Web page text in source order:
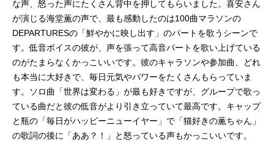
な声、怒った声にたくさん背中を押してもらいました。喜安さん
が演じる海堂薫の声で、最も感動したのは100曲マラソンの
DEPARTURESの「鮮やかに映し出す」のパートを歌うシーンで
す。低音ボイスの彼が、声を張って高音パートを歌い上げている
のがたまらなくかっこいいです。彼のキャラソンや参加曲、どれ
も本当に大好きで、毎日元気やパワーをたくさんもらっていま
す。ソロ曲「世界は変わる」が最も好きですが、グループで歌っ
ている曲だと彼の低音がより引き立っていて最高です。キャップ
と瓶の「毎日がハッピーニューイヤー」で「猫好きの薫ちゃん」
の歌詞の後に「ああ？！」と怒っている声もかっこいいです。